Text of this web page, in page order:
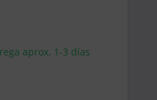
aprox. 1-3 días